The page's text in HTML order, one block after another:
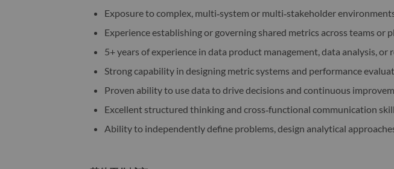
Exposure to complex, multi‑system or multi‑stakeholder
Experience establishing or governing shared metrics across teams or
5+ years of experience in data product management, data analysis, or
Strong capability in designing metric systems and performance
Proven ability to use data to drive decisions and continuous
Excellent structured thinking and cross‑functional communication
Ability to independently define problems, design analytical